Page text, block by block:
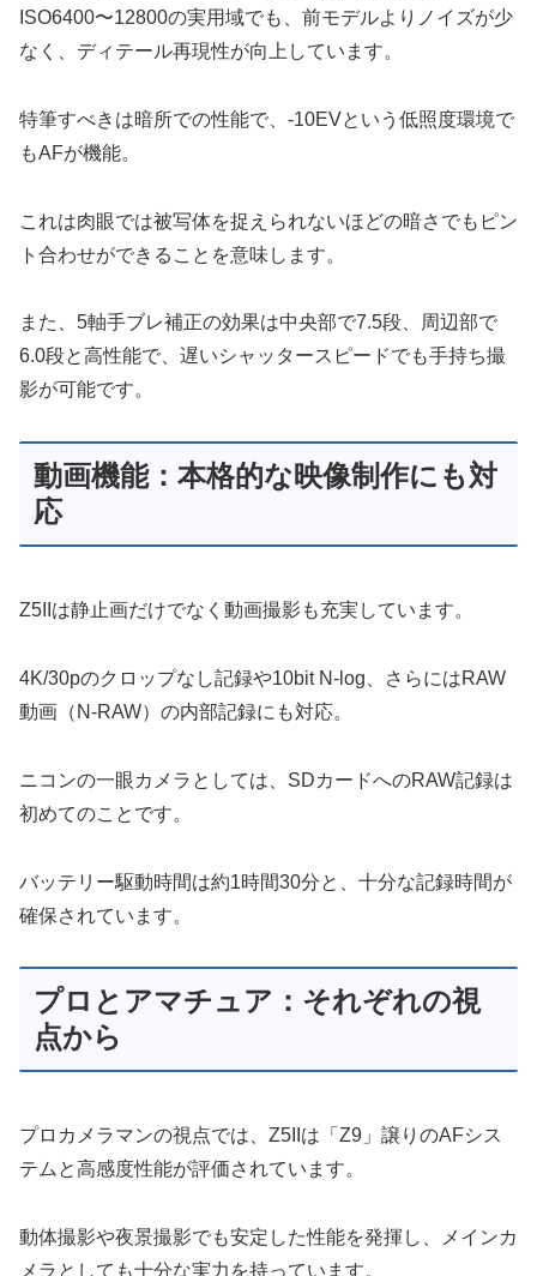
ISO6400〜12800の実用域でも、前モデルよりノイズが少
なく、ディテール再現性が向上しています。
特筆すべきは暗所での性能で、-10EVという低照度環境で
もAFが機能。
これは肉眼では被写体を捉えられないほどの暗さでもピン
ト合わせができることを意味します。
また、5軸手ブレ補正の効果は中央部で7.5段、周辺部で
6.0段と高性能で、遅いシャッタースピードでも手持ち撮
影が可能です。
動画機能：本格的な映像制作にも対
応
Z5IIは静止画だけでなく動画撮影も充実しています。
4K/30pのクロップなし記録や10bit N-log、さらにはRAW
動画（N-RAW）の内部記録にも対応。
ニコンの一眼カメラとしては、SDカードへのRAW記録は
初めてのことです。
バッテリー駆動時間は約1時間30分と、十分な記録時間が
確保されています。
プロとアマチュア：それぞれの視
点から
プロカメラマンの視点では、Z5IIは「Z9」譲りのAFシス
テムと高感度性能が評価されています。
動体撮影や夜景撮影でも安定した性能を発揮し、メインカ
メラとしても十分な実力を持っています。